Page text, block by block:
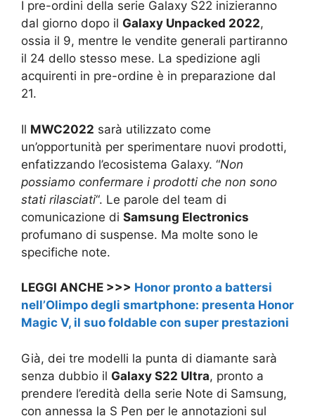
I pre-ordini della serie Galaxy S22 inizieranno
dal giorno dopo il Galaxy Unpacked 2022,
ossia il 9, mentre le vendite generali partiranno
il 24 dello stesso mese. La spedizione agli
acquirenti in pre-ordine è in preparazione dal
21.
Il MWC2022 sarà utilizzato come
un’opportunità per sperimentare nuovi prodotti,
enfatizzando l’ecosistema Galaxy. “Non
possiamo confermare i prodotti che non sono
stati rilasciati“. Le parole del team di
comunicazione di Samsung Electronics
profumano di suspense. Ma molte sono le
specifiche note.
LEGGI ANCHE >>> Honor pronto a battersi
nell’Olimpo degli smartphone: presenta Honor
Magic V, il suo foldable con super prestazioni
Già, dei tre modelli la punta di diamante sarà
senza dubbio il Galaxy S22 Ultra, pronto a
prendere l’eredità della serie Note di Samsung,
con annessa la S Pen per le annotazioni sul